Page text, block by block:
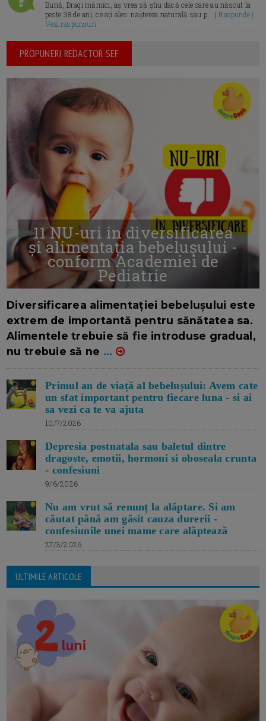
Bună, Dragi mămici, aș vrea să știu dacă cele care au născut la
peste 38 de ani, ce ați ales: nașterea naturală sau p... |Raspunde |
Vezi raspunsuri
PROPUNERI REDACTOR SEF
11 NU-uri in diversificarea
și alimentația bebelușului -
conform Academiei de
Pediatrie
Diversificarea alimentației bebelușului este
extrem de importantă pentru sănătatea sa.
Alimentele trebuie să fie introduse gradual,
nu trebuie să ne ...
Primul an de viață al bebelușului: Avem cate
un sfat important pentru fiecare luna - si ai
sa vezi ca te va ajuta
10/7/2026
Depresia postnatala sau baletul dintre
dragoste, emotii, hormoni si oboseala crunta
- confesiuni
9/6/2026
Nu am vrut să renunț la alăptare. Si am
căutat până am găsit cauza durerii -
confesiunile unei mame care alăptează
27/3/2026
ULTIMILE ARTICOLE